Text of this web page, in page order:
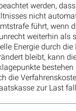
werden,
nicht
führt, wenn
weiterhin als
Energie durch
bleibt, kann
bestehen
die
zur Last